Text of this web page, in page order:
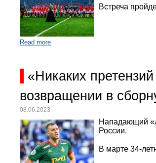
Встреча
Read more
«Никаких
возвращении в
08.06.2023
Нападающий
России.
В марте 34-